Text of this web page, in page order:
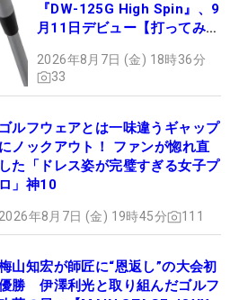
『DW-125G High Spin』、9
月11日デビュー【打ってみ
2026年8月7日 (金) 18時36分
33
ゴルフウェアとは一味違うギャップ
にノックアウト！ ファンが惚れ直
した「ドレス姿が完璧すぎる女子プ
ロ」神10
年8月7日 (金) 19時45分 111
山知宏が師匠に“恩返し”の大会初
勝 伊澤利光と取り組んだゴルフ